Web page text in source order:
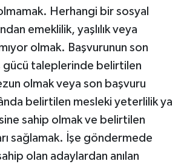
Herhangi bir sosyal
emeklilik, yaşlılık veya
olmak. Başvurunun son
gücü taleplerinde belirtilen
olmak veya son başvuru
belirtilen mesleki yeterlilik ya
sahip olmak ve belirtilen
sağlamak. İşe göndermede
olan adaylardan anılan